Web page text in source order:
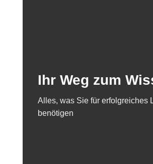
Ihr Weg zum
Alles, was Sie für erfolgreiches
benötigen